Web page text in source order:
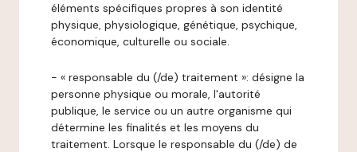
éléments spécifiques propres à son identité
physique, physiologique, génétique, psychique,
économique, culturelle ou sociale.
- « responsable du (/de) traitement »: désigne la
personne physique ou morale, l'autorité
publique, le service ou un autre organisme qui
détermine les finalités et les moyens du
traitement. Lorsque le responsable du (/de) de